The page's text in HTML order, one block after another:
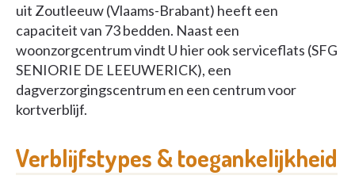
uit Zoutleeuw (Vlaams-Brabant) heeft een
capaciteit van 73 bedden. Naast een
woonzorgcentrum vindt U hier ook serviceflats (SFG
SENIORIE DE LEEUWERICK), een
dagverzorgingscentrum en een centrum voor
kortverblijf.
Verblijfstypes & toegankelijkheid